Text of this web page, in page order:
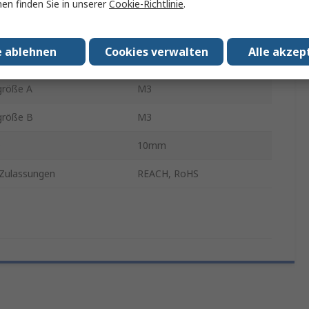
Stecker/Buchse
A M3
B M3
10mm
REACH, RoHS
finden Sie in unsererCookie-Richtlinie.
Alle
Cookies verwalten
ablehnen